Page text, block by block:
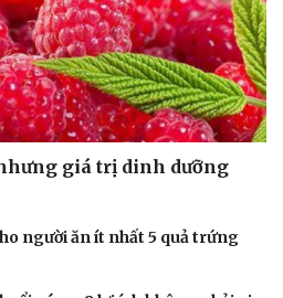
giá trị dinh dưỡng
người ăn ít nhất 5 quả trứng